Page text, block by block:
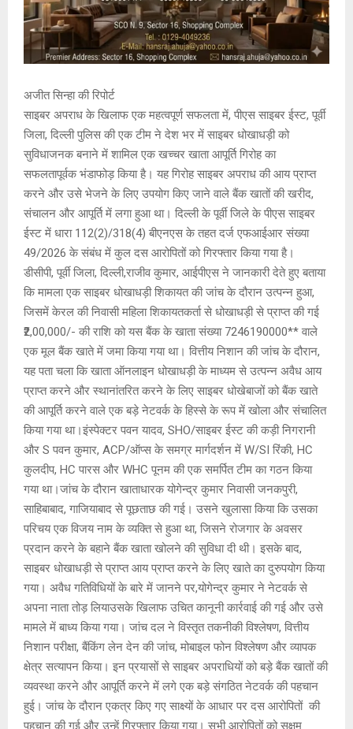
अजीत सिन्हा की रिपोर्ट
साइबर अपराध के खिलाफ एक महत्वपूर्ण सफलता में, पीएस साइबर ईस्ट, पूर्वी
जिला, दिल्ली पुलिस की एक टीम ने देश भर में साइबर धोखाधड़ी को
सुविधाजनक बनाने में शामिल एक खच्चर खाता आपूर्ति गिरोह का
सफलतापूर्वक भंडाफोड़ किया है। यह गिरोह साइबर अपराध की आय प्राप्त
करने और उसे भेजने के लिए उपयोग किए जाने वाले बैंक खातों की खरीद,
संचालन और आपूर्ति में लगा हुआ था। दिल्ली के पूर्वी जिले के पीएस साइबर
ईस्ट में धारा 112(2)/318(4) बीएनएस के तहत दर्ज एफआईआर संख्या
49/2026 के संबंध में कुल दस आरोपितों को गिरफ्तार किया गया है।
डीसीपी, पूर्वी जिला, दिल्ली,राजीव कुमार, आईपीएस ने जानकारी देते हुए बताया
कि मामला एक साइबर धोखाधड़ी शिकायत की जांच के दौरान उत्पन्न हुआ,
जिसमें केरल की निवासी महिला शिकायतकर्ता से धोखाधड़ी से प्राप्त की गई
₹2,00,000/- की राशि को यस बैंक के खाता संख्या 7246190000** वाले
एक मूल बैंक खाते में जमा किया गया था। वित्तीय निशान की जांच के दौरान,
यह पता चला कि खाता ऑनलाइन धोखाधड़ी के माध्यम से उत्पन्न अवैध आय
प्राप्त करने और स्थानांतरित करने के लिए साइबर धोखेबाजों को बैंक खाते
की आपूर्ति करने वाले एक बड़े नेटवर्क के हिस्से के रूप में खोला और संचालित
किया गया था।इंस्पेक्टर पवन यादव, SHO/साइबर ईस्ट की कड़ी निगरानी
और S पवन कुमार, ACP/ऑप्स के समग्र मार्गदर्शन में W/SI रिंकी, HC
कुलदीप, HC पारस और WHC पूनम की एक समर्पित टीम का गठन किया
गया था।जांच के दौरान खाताधारक योगेन्द्र कुमार निवासी जनकपुरी,
साहिबाबाद, गाजियाबाद से पूछताछ की गई। उसने खुलासा किया कि उसका
परिचय एक विजय नाम के व्यक्ति से हुआ था, जिसने रोजगार के अवसर
प्रदान करने के बहाने बैंक खाता खोलने की सुविधा दी थी। इसके बाद,
साइबर धोखाधड़ी से प्राप्त आय प्राप्त करने के लिए खाते का दुरुपयोग किया
गया। अवैध गतिविधियों के बारे में जानने पर,योगेन्द्र कुमार ने नेटवर्क से
अपना नाता तोड़ लियाउसके खिलाफ उचित कानूनी कार्रवाई की गई और उसे
मामले में बाध्य किया गया। जांच दल ने विस्तृत तकनीकी विश्लेषण, वित्तीय
निशान परीक्षा, बैंकिंग लेन देन की जांच, मोबाइल फोन विश्लेषण और व्यापक
क्षेत्र सत्यापन किया। इन प्रयासों से साइबर अपराधियों को बड़े बैंक खातों की
व्यवस्था करने और आपूर्ति करने में लगे एक बड़े संगठित नेटवर्क की पहचान
हुई। जांच के दौरान एकत्र किए गए साक्ष्यों के आधार पर दस आरोपितों की
पहचान की गई और उन्हें गिरफ्तार किया गया। सभी आरोपितों को सक्षम